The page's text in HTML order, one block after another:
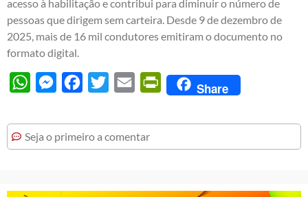
acesso à habilitação e contribui para diminuir o número de
pessoas que dirigem sem carteira. Desde 9 de dezembro de
2025, mais de 16 mil condutores emitiram o documento no
formato digital.
WhatsAppMessengerFacebook
Twitter Email PrintFriendly
Share
Seja o primeiro a comentar